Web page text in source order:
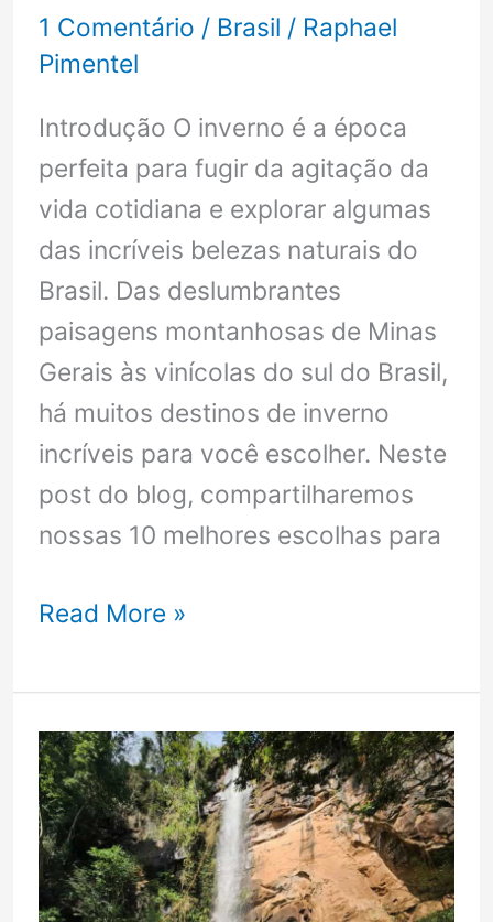
Quanto
custa
onde
fazer
(2023)
1 Comentário / Brasil / Raphael
Pimentel
Introdução O inverno é a época
perfeita para fugir da agitação da
vida cotidiana e explorar algumas
das incríveis belezas naturais do
Brasil. Das deslumbrantes
paisagens montanhosas de Minas
Gerais às vinícolas do sul do Brasil,
há muitos destinos de inverno
incríveis para você escolher. Neste
post do blog, compartilharemos
nossas 10 melhores escolhas para
10
de
inverno
incríveis
no
Brasil
que
Read More »